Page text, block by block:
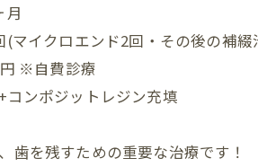
月
マイクロエンド2回・その後の補綴
※自費診療
ンポジットレジン充填
歯を残すための重要な治療です！